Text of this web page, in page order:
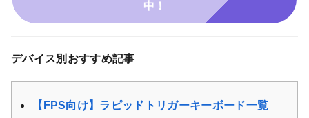
中！
デバイス別おすすめ記事
【FPS向け】ラピッドトリガーキーボード一覧